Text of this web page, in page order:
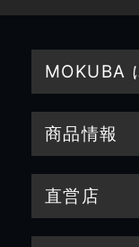
MOKUBA
商品情報
直営店